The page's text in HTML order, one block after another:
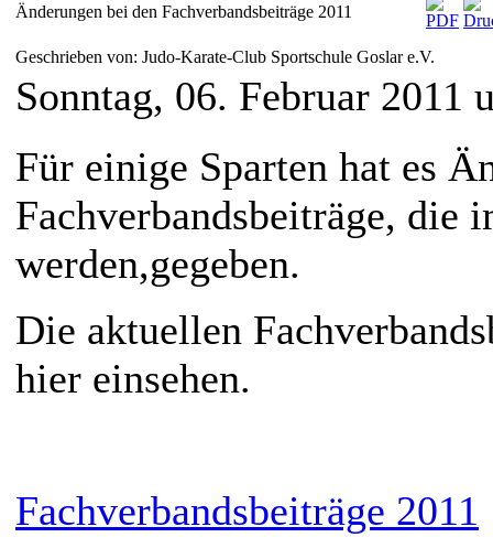
Änderungen bei den Fachverbandsbeiträge 2011
Geschrieben von: Judo-Karate-Club Sportschule Goslar e.V.
Sonntag, 06. Februar 2011
Für einige Sparten hat es
Fachverbandsbeiträge, die
werden,gegeben.
Die aktuellen
hier einsehen.
Fachverbandsbeiträge 2011